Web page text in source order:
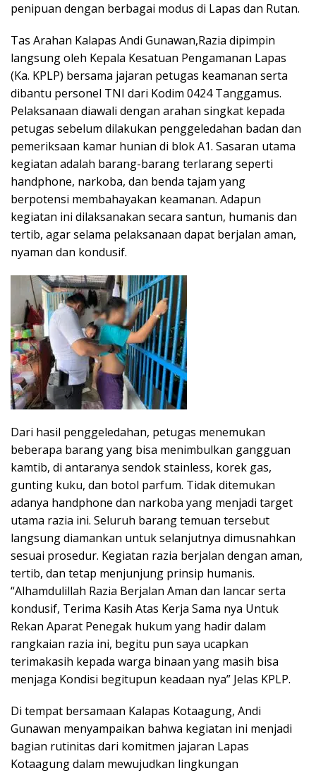
penipuan dengan berbagai modus di Lapas dan Rutan.
Tas Arahan Kalapas Andi Gunawan,Razia dipimpin
langsung oleh Kepala Kesatuan Pengamanan Lapas
(Ka. KPLP) bersama jajaran petugas keamanan serta
dibantu personel TNI dari Kodim 0424 Tanggamus.
Pelaksanaan diawali dengan arahan singkat kepada
petugas sebelum dilakukan penggeledahan badan dan
pemeriksaan kamar hunian di blok A1. Sasaran utama
kegiatan adalah barang-barang terlarang seperti
handphone, narkoba, dan benda tajam yang
berpotensi membahayakan keamanan. Adapun
kegiatan ini dilaksanakan secara santun, humanis dan
tertib, agar selama pelaksanaan dapat berjalan aman,
nyaman dan kondusif.
Dari hasil penggeledahan, petugas menemukan
beberapa barang yang bisa menimbulkan gangguan
kamtib, di antaranya sendok stainless, korek gas,
gunting kuku, dan botol parfum. Tidak ditemukan
adanya handphone dan narkoba yang menjadi target
utama razia ini. Seluruh barang temuan tersebut
langsung diamankan untuk selanjutnya dimusnahkan
sesuai prosedur. Kegiatan razia berjalan dengan aman,
tertib, dan tetap menjunjung prinsip humanis.
“Alhamdulillah Razia Berjalan Aman dan lancar serta
kondusif, Terima Kasih Atas Kerja Sama nya Untuk
Rekan Aparat Penegak hukum yang hadir dalam
rangkaian razia ini, begitu pun saya ucapkan
terimakasih kepada warga binaan yang masih bisa
menjaga Kondisi begitupun keadaan nya” Jelas KPLP.
Di tempat bersamaan Kalapas Kotaagung, Andi
Gunawan menyampaikan bahwa kegiatan ini menjadi
bagian rutinitas dari komitmen jajaran Lapas
Kotaagung dalam mewujudkan lingkungan